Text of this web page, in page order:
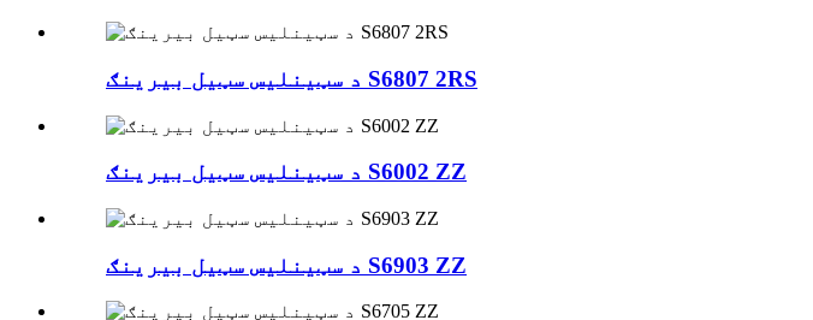
د سټینلیس سټیل بیرینګ S6807 2RS
د سټینلیس سټیل بیرینګ S6002 ZZ
د سټینلیس سټیل بیرینګ S6903 ZZ